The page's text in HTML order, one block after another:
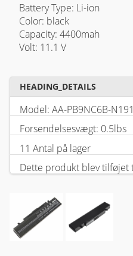
Battery Type: Li-ion
Color: black
Capacity: 4400mah
Volt: 11.1 V
HEADING_DETAILS
Model: AA-PB9NC6B-N191
Forsendelsesvægt: 0.5lbs
11 Antal på lager